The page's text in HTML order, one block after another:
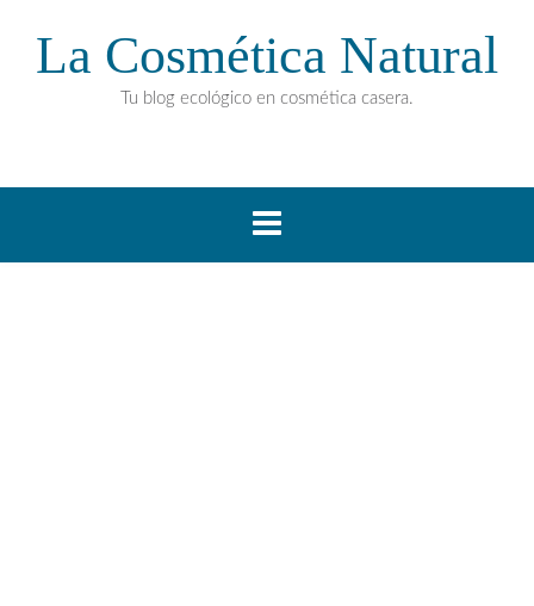
La Cosmética Natural
Tu blog ecológico en cosmética casera.